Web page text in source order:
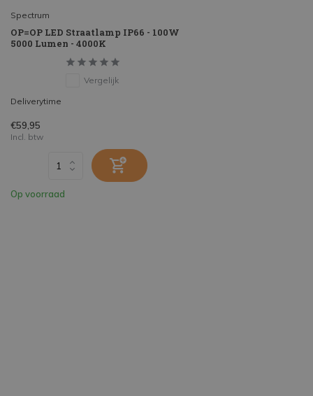
Spectrum
OP=OP LED Straatlamp IP66 - 100W
5000 Lumen - 4000K
Vergelijk
Deliverytime
€59,95
Incl. btw
Op voorraad